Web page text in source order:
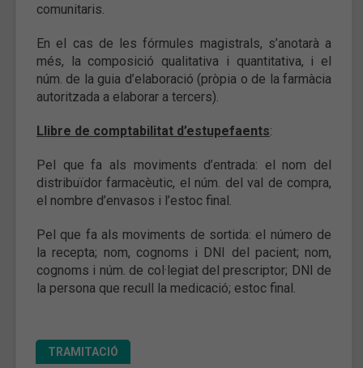
comunitaris.
En el cas de les fórmules magistrals, s’anotarà a
més, la composició qualitativa i quantitativa, i el
núm. de la guia d’elaboració (pròpia o de la farmàcia
autoritzada a elaborar a tercers).
Llibre de comptabilitat d’estupefaents:
Pel que fa als moviments d’entrada: el nom del
distribuïdor farmacèutic, el núm. del val de compra,
el nombre d’envasos i l’estoc final.
Pel que fa als moviments de sortida: el número de
la recepta; nom, cognoms i DNI del pacient; nom,
cognoms i núm. de col·legiat del prescriptor; DNI de
la persona que recull la medicació; estoc final.
TRAMITACIÓ